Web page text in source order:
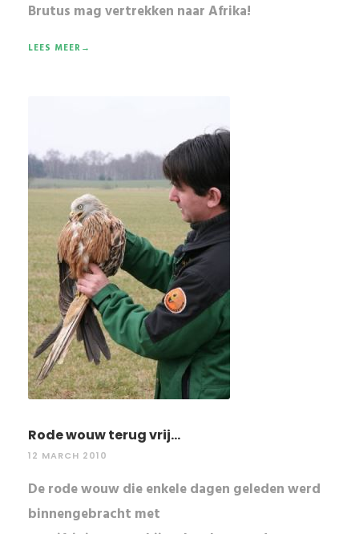
Brutus mag vertrekken naarAfrika!
LEES MEER→
Rode wouw terug vrij...
12 MARCH 2010
De rode wouw die enkele dagen geleden werd
binnengebracht met